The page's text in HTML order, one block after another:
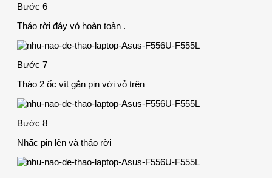
Bước 6
Tháo rời đáy vỏ hoàn toàn .
Bước 7
Tháo 2 ốc vít gắn pin với vỏ trên
Bước 8
Nhấc pin lên và tháo rời